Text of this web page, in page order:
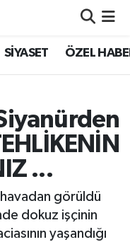
SİYASET ÖZEL
...
havadan görüldü
dokuz işçinin
yaşandığı